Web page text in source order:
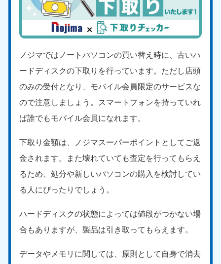
ノジマではノートパソコンの買い替え時に、古いハ
ードディスクの下取りを行っています。ただし店頭
のみの受付となり、モバイル会員限定のサービスな
ので注意しましょう。スマートフォンを持っていれ
ば誰でもモバイル会員になれます。
下取り金額は、ノジマスーパーポイントとしてご返
金されます。また壊れていても査定を行ってもらえ
るため、処分や新しいパソコンの購入を検討してい
る人にぴったりでしょう。
ハードディスクの状態によっては値段がつかない場
合もありますが、製品は引き取ってもらえます。
データやメモリに関しては、原則として自身で消去
滋賀県
050-1881-5253
9:00〜19:00 年中無休
京都府
050-1881-5252
9:00〜19:00 年中無休
和歌山県
050-1881-5248
9:00〜19:00 年中無休
中国
岡山県
050-1881-5146 050-1880-9900
広島県
050-1881-5144
9:00〜19:00 年中無休
鳥取県
050-1881-5156
9:00〜19:00 年中無休
050-1881-5145